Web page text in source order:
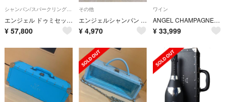
エンジェル ドゥミセックローズ ピンク シャンパン レザータイプ 新品未開封
¥ 57,800
その他
エンジェルシャンパン バレンタイン限定 箱のみ ファータイプ
¥ 4,970
ワイン
ANGEL CHAMPAGNE■シャンパン エンジェル ブリュット ブラック
¥ 33,999